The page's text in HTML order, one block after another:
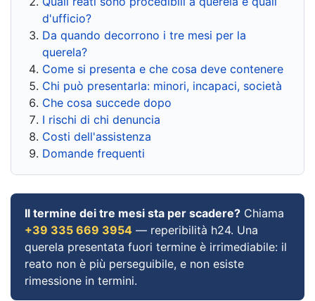
d'ufficio?
Da quando decorrono i tre mesi per la
querela?
Come si presenta e che cosa deve contenere
Chi può presentarla: minori, incapaci, società
Che cosa succede dopo
I rischi di chi denuncia
Costi dell'assistenza
Domande frequenti
Il termine dei tre mesi sta per scadere? Chiama
+39 335 669 3954 — reperibilità h24. Una
querela presentata fuori termine è irrimediabile: il
reato non è più perseguibile, e non esiste
rimessione in termini.